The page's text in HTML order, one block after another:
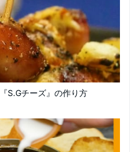
S.Gチーズ』の作り方